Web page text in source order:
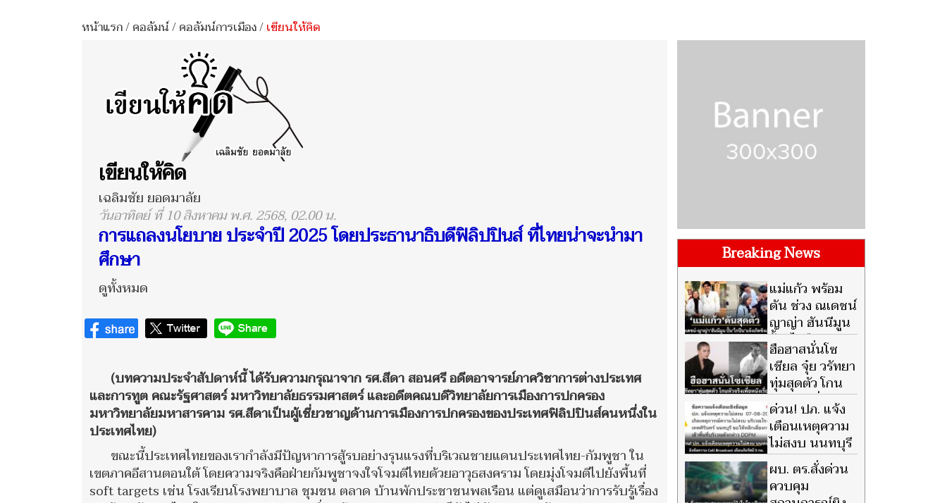
หน้าแรก/คอลัมน์/คอลัมน์การเมือง/เขียนให้คิด
เขียนให้คิด
เฉลิมชัย ยอดมาลัย
วันอาทิตย์ ที่ 10 สิงหาคม พ.ศ. 2568, 02.00 น.
การแถลงนโยบาย ประจำปี 2025 โดยประธานาธิบดีฟิลิปปินส์ ที่ไทยน่าจะนำมา
ศึกษา
ดูทั้งหมด
(บทความประจำสัปดาห์นี้ ได้รับความกรุณาจาก รศ.สีดา สอนศรี อดีตอาจารย์ภาควิชาการต่างประเทศ
และการทูต คณะรัฐศาสตร์ มหาวิทยาลัยธรรมศาสตร์ และอดีตคณบดีวิทยาลัยการเมืองการปกครอง
มหาวิทยาลัยมหาสารคาม รศ.สีดาเป็นผู้เชี่ยวชาญด้านการเมืองการปกครองของประเทศฟิลิปปินส์คนหนึ่งใน
ประเทศไทย)
ขณะนี้ประเทศไทยของเรากำลังมีปัญหาการสู้รบอย่างรุนแรงที่บริเวณชายแดนประเทศไทย-กัมพูชา ใน
เขตภาคอีสานตอนใต้ โดยความจริงคือฝ่ายกัมพูชาจงใจโจมตีไทยด้วยอาวุธสงคราม โดยมุ่งโจมตีไปยังพื้นที่
soft targets เช่น โรงเรียนโรงพยาบาล ชุมชน ตลาด บ้านพักประชาชนพลเรือน แต่ดูเสมือนว่าการรับรู้เรื่อง
Breaking News
แม่แก้ว พร้อม
ดัน ช่วง ณเดชน์
ญาญ่า ฮันนีมูน
ปั้น ไกปืน ศาสษ
วัสล์ ขึ้นแท่นศิลปินน้องใหม่ค่าย
เสียงมิวสิค
ฮือฮาสนั่นโซ
เชียล จุ๋ย วรัทยา
ทุ่มสุดตัว โกน
หัวจริงเพื่อ
ภาพยนตร์เรื่องใหม่ด่วน! ปภ. แจ้ง
เตือนเหตุความ
ไม่สงบ นนทบุรี
ยิงข้อความ Cell
Broadcast เตือนภัยรัศมี 5 กม.
ผบ. ตร.สั่งด่วน
ควบคุม